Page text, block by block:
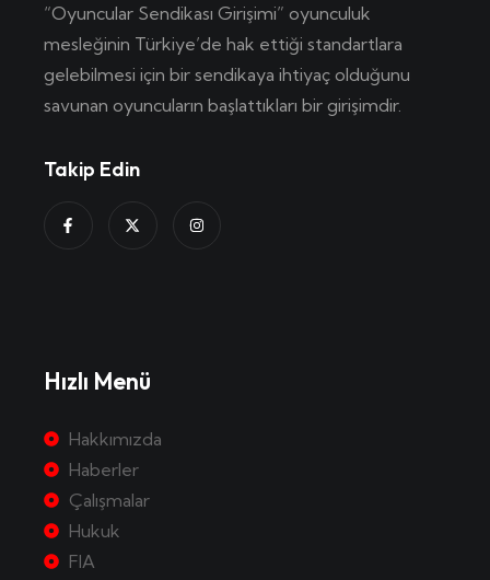
“Oyuncular Sendikası Girişimi” oyunculuk
mesleğinin Türkiye’de hak ettiği standartlara
gelebilmesi için bir sendikaya ihtiyaç olduğunu
savunan oyuncuların başlattıkları bir girişimdir.
Takip Edin
Hızlı Menü
Hakkımızda
Haberler
Çalışmalar
Hukuk
FIA